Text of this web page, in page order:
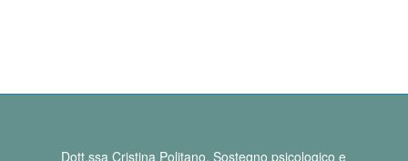
Dott.ssa Cristina Politano, Sostegno psicologico e